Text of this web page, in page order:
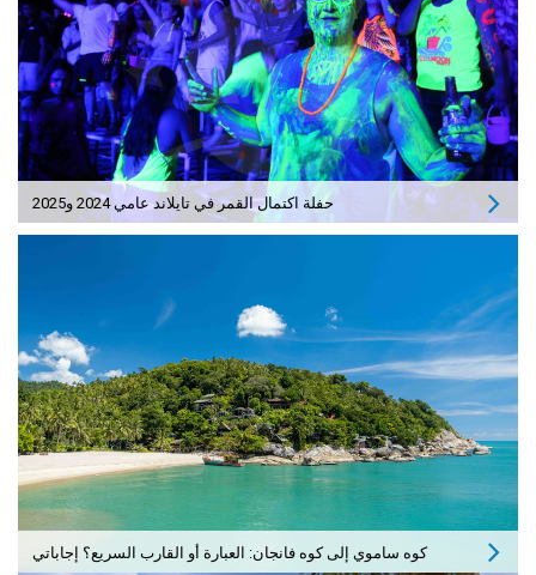
حفلة اكتمال القمر في تايلاند عامي 2024 و2025
كوه ساموي إلى كوه فانجان: العبارة أو القارب السريع؟ إجاباتي